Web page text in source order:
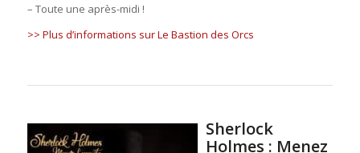
– Toute une après-midi !
>> Plus d’informations sur Le Bastion des Orcs
Sherlock
Holmes : Menez